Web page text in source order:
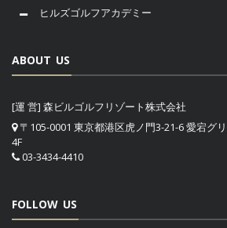
ヒルズゴルフアカデミー
ABOUT US
[運 営] 森ビルゴルフリゾート株式会社
〒105-0001 東京都港区虎ノ門3-21-6 愛宕グ
4F
03-3434-4410
FOLLOW US